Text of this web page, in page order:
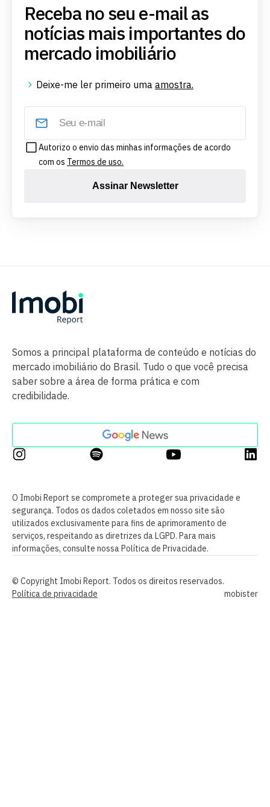
Receba no seu e-mail as
notícias mais importantes do
mercado imobiliário
Deixe-me ler primeiro uma amostra.
Autorizo o envio das minhas informações de acordo
com os Termos de uso.
Assinar Newsletter
Somos a principal plataforma de conteúdo e notícias do
mercado imobiliário do Brasil. Tudo o que você precisa
saber sobre a área de forma prática e com
credibilidade.
O Imobi Report se compromete a proteger sua privacidade e
segurança. Todos os dados coletados em nosso site são
utilizados exclusivamente para fins de aprimoramento de
serviços, respeitando as diretrizes da LGPD. Para mais
informações, consulte nossa Política de Privacidade.
© Copyright Imobi Report. Todos os direitos reservados.
Política de privacidade
mobister